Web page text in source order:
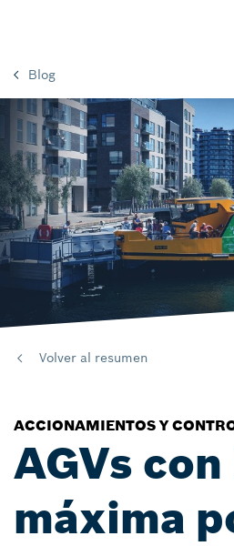
Blog
Volver al resumen
ACCIONAMIENTOS Y
AGVs con
máxima